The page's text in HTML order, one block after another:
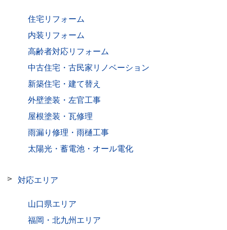
住宅リフォーム
内装リフォーム
高齢者対応リフォーム
中古住宅・古民家リノベーション
新築住宅・建て替え
外壁塗装・左官工事
屋根塗装・瓦修理
雨漏り修理・雨樋工事
太陽光・蓄電池・オール電化
対応エリア
山口県エリア
福岡・北九州エリア